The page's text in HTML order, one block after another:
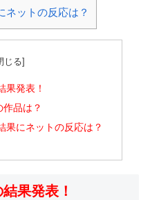
ネットの反応は？
果発表！
品は？
果にネットの反応は？
果発表！